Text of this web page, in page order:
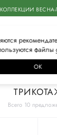
Всего 10
файлы
ОК